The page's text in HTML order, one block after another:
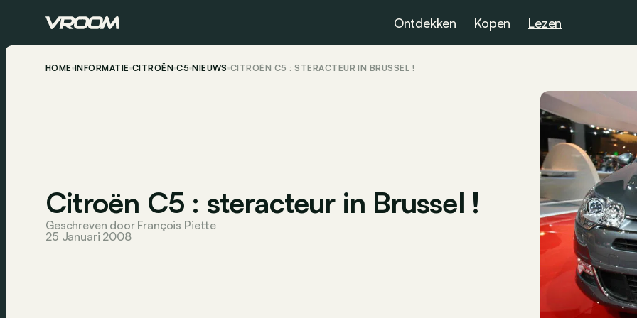
Ontdekken Kopen Lezen
HOME INFORMATIE CITROËN C5 NIEUWS CITROËN C5 : STERACTEUR IN BRUSSEL !
Citroën C5 : steracteur in Brussel !
Geschreven door François Piette
25 Januari 2008